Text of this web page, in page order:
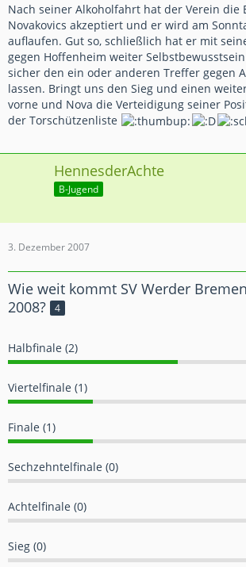
Nach seiner Alkoholfahrt hat der Verein die
Novakovics akzeptiert und er wird am
auflaufen. Gut so, schließlich hat er mit
gegen Hoffenheim weiter
sicher den ein oder anderen Treffer gegen
lassen. Bringt uns den Sieg und einen
vorne und Nova die Verteidigung seiner
der Torschützenliste
HennesderAchte
B-Jugend
3. Dezember 2007
Wie weit kommt SV Werder
2008?
4
Halbfinale (2)
Viertelfinale (1)
Finale (1)
Sechzehntelfinale (0)
Achtelfinale (0)
Sieg (0)